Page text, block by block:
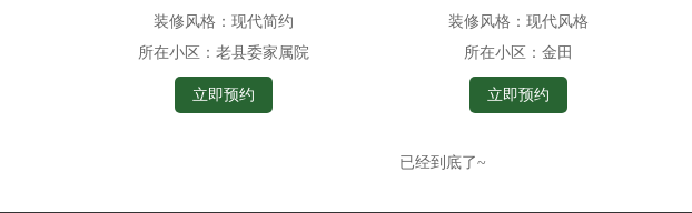
装修风格： 现代简约
所在小区： 老县委家属院
立即预约
装修风格： 现代风格
所在小区： 金田
立即预约
已经到底了~